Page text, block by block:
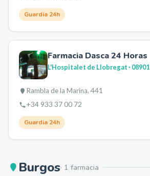
Guardia 24h
Farmacia Dasca 24 Horas
L'Hospitalet de Llobregat· 08901
Rambla de la Marina, 441
+34 933 37 00 72
Guardia 24h
Burgos· 1 farmacia